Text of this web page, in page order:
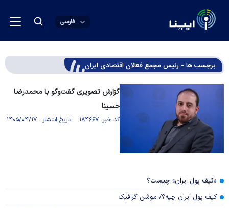
فارسی
برچسب ها - رئیس مجمع فعالان اقتصادی ایران
گزارش تصویری گفت‌وگو با محمدرضا
حسینا
کد خبر: ۱۸۴۶۶۷ تاریخ انتشار : ۱۴۰۵/۰۴/۱۷
«کیف پول ایران» چیست؟
کیف پول ایران چیه؟/ موشن گرافیک